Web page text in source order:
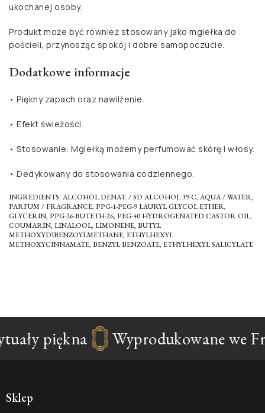
ukochanej osoby.
Produkt może być również stosowany jako mgiełka do
pościeli, przynosząc spokój i dobre samopoczucie.
Dodatkowe informacje
• Piękny zapach oraz nawilżenie.
• Efekt świeżości.
• Stosowanie: Mgiełką możemy perfumować skórę i włosy.
• Dedykowany do stosowania codziennego.
INGREDIENTS: ALCOHOL DENAT. / SD ALCOHOL 39-C, AQUA / WATER,
PARFUM / FRAGRANCE, PPG-1-PEG-9 LAURYL GLYCOL ETHER,
GLYCERIN, PPG-26-BUTETH-26, PEG-40 HYDROGENATED CASTOR OIL,
COUMARIN, LINALOOL, LIMONENE, BUTYL
METHOXYDIBENZOYLMETHANE, ETHYLHEXYL
METHOXYCINNAMATE, BENZYL BENZOATE, ETHYLHEXYL SALICYLATE
piękna Wyprodukowane we
Sklep